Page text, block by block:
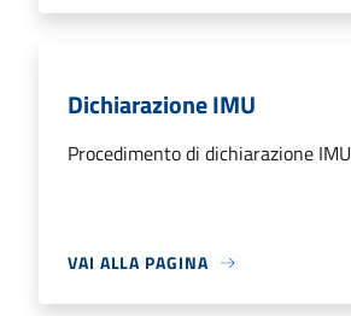
Dichiarazione IMU
Procedimento di dichiarazione IMU
VAI ALLA PAGINA